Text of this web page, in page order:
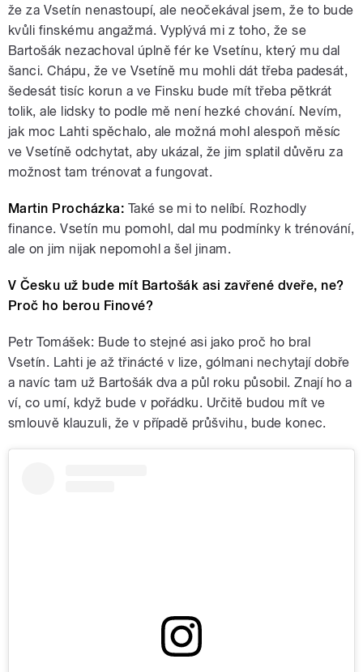
že za Vsetín nenastoupí, ale neočekával jsem, že to bude
kvůli finskému angažmá. Vyplývá mi z toho, že se
Bartošák nezachoval úplně fér ke Vsetínu, který mu dal
šanci. Chápu, že ve Vsetíně mu mohli dát třeba padesát,
šedesát tisíc korun a ve Finsku bude mít třeba pětkrát
tolik, ale lidsky to podle mě není hezké chování. Nevím,
jak moc Lahti spěchalo, ale možná mohl alespoň měsíc
ve Vsetíně odchytat, aby ukázal, že jim splatil důvěru za
možnost tam trénovat a fungovat.
Martin Procházka: Také se mi to nelíbí. Rozhodly
finance. Vsetín mu pomohl, dal mu podmínky k trénování,
ale on jim nijak nepomohl a šel jinam.
V Česku už bude mít Bartošák asi zavřené dveře, ne?
Proč ho berou Finové?
Petr Tomášek: Bude to stejné asi jako proč ho bral
Vsetín. Lahti je až třinácté v lize, gólmani nechytají dobře
a navíc tam už Bartošák dva a půl roku působil. Znají ho a
ví, co umí, když bude v pořádku. Určitě budou mít ve
smlouvě klauzuli, že v případě průšvihu, bude konec.